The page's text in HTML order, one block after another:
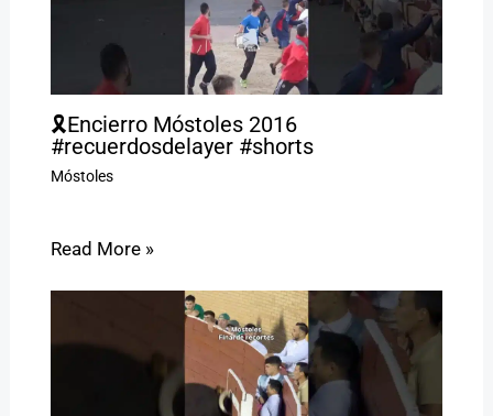
🎗️Encierro Móstoles 2016
#recuerdosdelayer #shorts
Móstoles
Read More »